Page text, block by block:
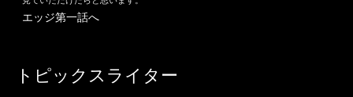
エッジ第一話へ
トピックスライター